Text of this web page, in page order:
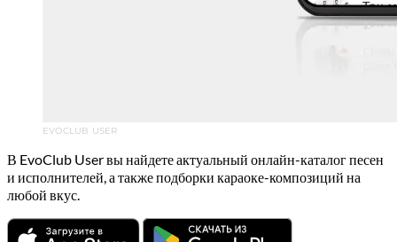
EVOCLUB USER
В EvoClub User вы найдете актуальный онлайн-каталог песен
и исполнителей, а также подборки караоке-композиций на
любой вкус.